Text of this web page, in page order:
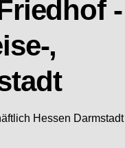
-
,
Hessen Darmstadt